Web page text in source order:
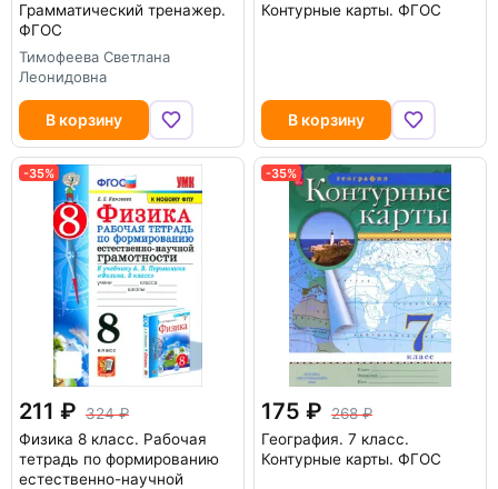
Грамматический тренажер.
ФГОС
Тимофеева Светлана
Леонидовна
В корзину
Контурные карты. ФГОС
В корзину
-35%
211
324
Физика 8 класс. Рабочая
тетрадь по формированию
естественно-научной
-35%
175
268
География. 7 класс.
Контурные карты. ФГОС